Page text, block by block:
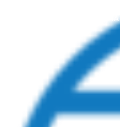
BOSNA I HERCEGOVINA